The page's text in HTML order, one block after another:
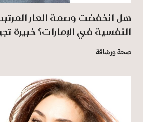
هل انخفضت وصمة العار
النفسية في الإمارات؟ خبيرة
صحة ورشاقة